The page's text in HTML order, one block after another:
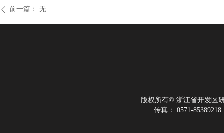
ꄴ 前一篇： 无
版权所有© 浙江省开发区
传真：
0571-85389218